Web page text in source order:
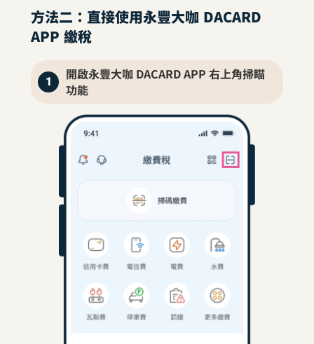
方法二：直接使用永豐大咖 DACARD
APP 繳稅
1
開啟永豐大咖 DACARD APP 右上角掃瞄
功能